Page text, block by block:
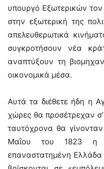
υπουργό Εξωτερικών
στην εξωτερική της
απελευθερωτικά
συγκροτήσουν νέα
αναπτύξουν τη
οικονομικά μέσα.
Αυτά τα διέθετε ήδη η
χώρες θα προσέτρεχαν
ταυτόχρονα θα
Μαΐου του 1823 η
επαναστατημένη